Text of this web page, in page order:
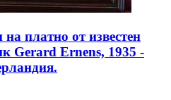
платно от известен
Gerard Ernens, 1935 -